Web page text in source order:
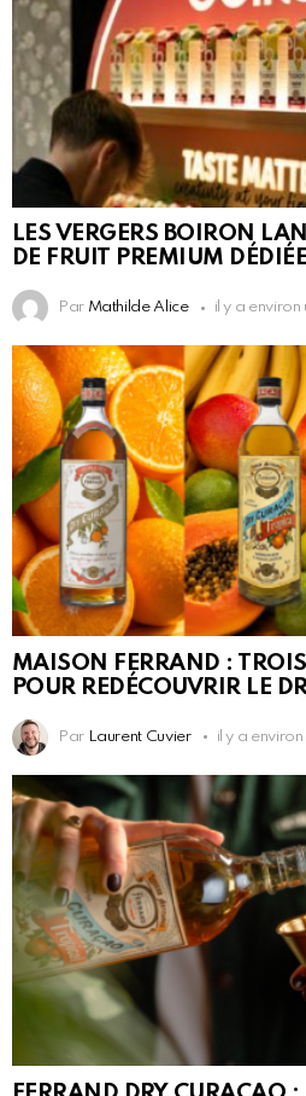
LES VERGERS BOIRON
DE FRUIT PREMIUM
Par Mathilde Alice il y a environ
MAISON FERRAND :
POUR REDÉCOUVRIR LE
Par Laurent Cuvier il y a environ